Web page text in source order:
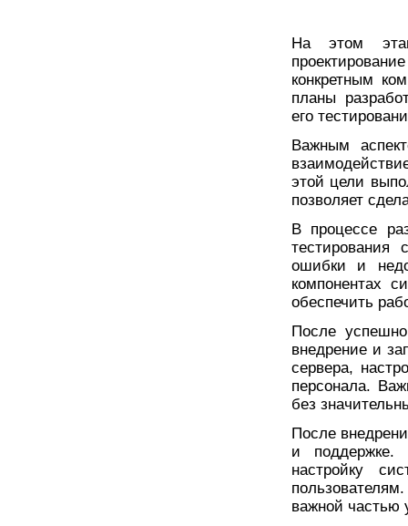
На этом
конкретным
планы
его
Важным
этой цели
позволяет
В процессе
тестирования
ошибки и
компонентах
обеспечить
После
внедрение и
сервера,
персонала.
без
После
и поддержке.
настройку
важной частью